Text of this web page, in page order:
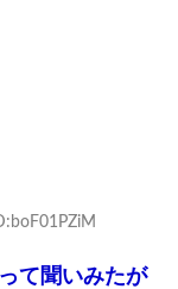
て聞いみたが